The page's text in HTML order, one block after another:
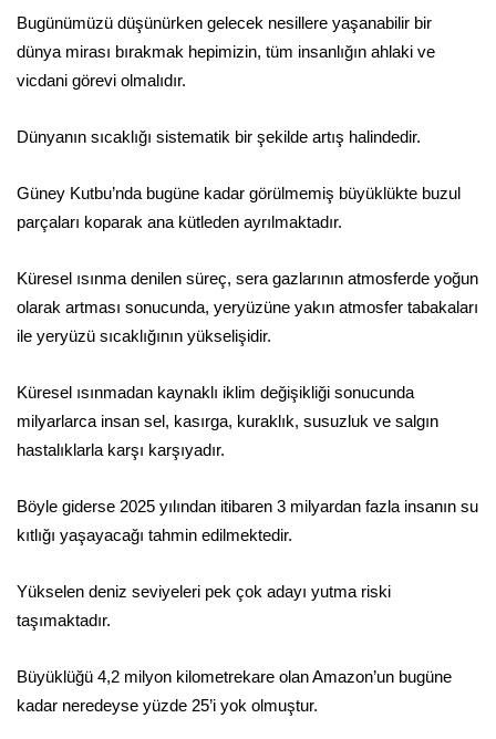
Bugünümüzü düşünürken gelecek nesillere yaşanabilir bir
dünya mirası bırakmak hepimizin, tüm insanlığın ahlaki ve
vicdani görevi olmalıdır.
Dünyanın sıcaklığı sistematik bir şekilde artış halindedir.
Güney Kutbu’nda bugüne kadar görülmemiş büyüklükte buzul
parçaları koparak ana kütleden ayrılmaktadır.
Küresel ısınma denilen süreç, sera gazlarının atmosferde yoğun
olarak artması sonucunda, yeryüzüne yakın atmosfer tabakaları
ile yeryüzü sıcaklığının yükselişidir.
Küresel ısınmadan kaynaklı iklim değişikliği sonucunda
milyarlarca insan sel, kasırga, kuraklık, susuzluk ve salgın
hastalıklarla karşı karşıyadır.
Böyle giderse 2025 yılından itibaren 3 milyardan fazla insanın su
kıtlığı yaşayacağı tahmin edilmektedir.
Yükselen deniz seviyeleri pek çok adayı yutma riski
taşımaktadır.
Büyüklüğü 4,2 milyon kilometrekare olan Amazon’un bugüne
kadar neredeyse yüzde 25’i yok olmuştur.